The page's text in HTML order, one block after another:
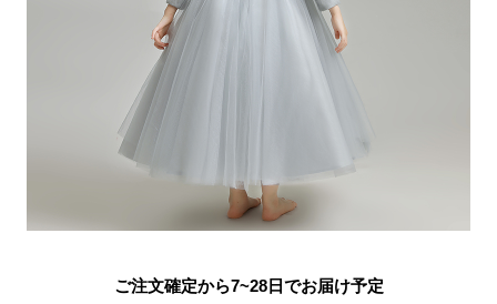
ご注文確定から7~28日でお届け予定